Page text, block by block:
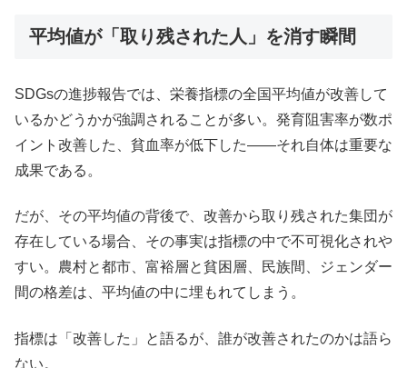
平均値が「取り残された人」を消す瞬間
SDGsの進捗報告では、栄養指標の全国平均値が改善して
いるかどうかが強調されることが多い。発育阻害率が数ポ
イント改善した、貧血率が低下した――それ自体は重要な
成果である。
だが、その平均値の背後で、改善から取り残された集団が
存在している場合、その事実は指標の中で不可視化されや
すい。農村と都市、富裕層と貧困層、民族間、ジェンダー
間の格差は、平均値の中に埋もれてしまう。
指標は「改善した」と語るが、誰が改善されたのかは語ら
ない。